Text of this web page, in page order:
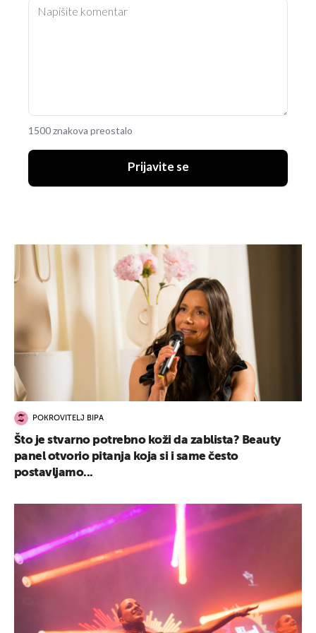
1500 znakova preostalo
Prijavite se
POKROVITELJ BIPA
Što je stvarno potrebno koži da zablista? Beauty
panel otvorio pitanja koja si i same često
postavljamo...